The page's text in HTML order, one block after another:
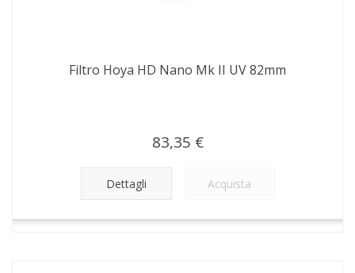
Filtro Hoya HD Nano Mk II UV 82mm
83,35 €
Dettagli Acquista